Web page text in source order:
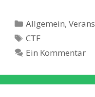
Kategorien
Allgemein,
Schlagwörter
CTF
Ein Kommentar